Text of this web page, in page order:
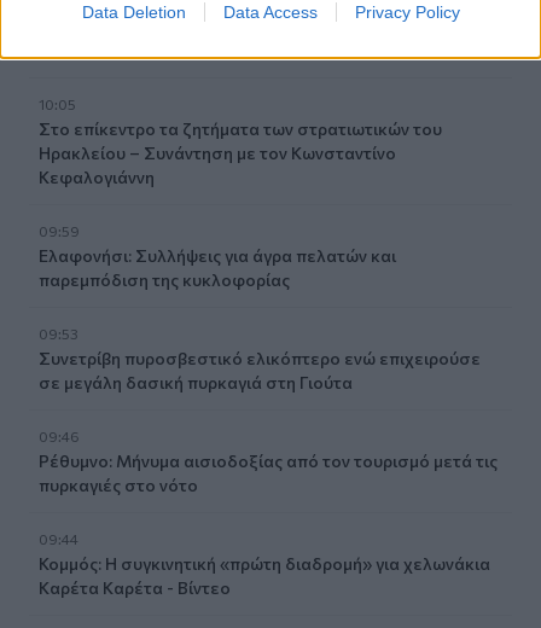
Data Deletion Data Access Privacy Policy
Λάρισα: Μάχη στη ΜΕΘ για τον 43χρονο που έπεσε από
10:05
Στο επίκεντρο τα ζητήματα των στρατιωτικών του
Ηρακλείου – Συνάντηση με τον Κωνσταντίνο
Κεφαλογιάννη
09:59
Ελαφονήσι: Συλλήψεις για άγρα πελατών και
παρεμπόδιση της κυκλοφορίας
09:53
Συνετρίβη πυροσβεστικό ελικόπτερο ενώ επιχειρούσε
σε μεγάλη δασική πυρκαγιά στη Γιούτα
09:46
Ρέθυμνο: Μήνυμα αισιοδοξίας από τον τουρισμό μετά τις
πυρκαγιές στο νότο
09:44
Κομμός: Η συγκινητική «πρώτη διαδρομή» για χελωνάκια
Καρέτα Καρέτα - Βίντεο